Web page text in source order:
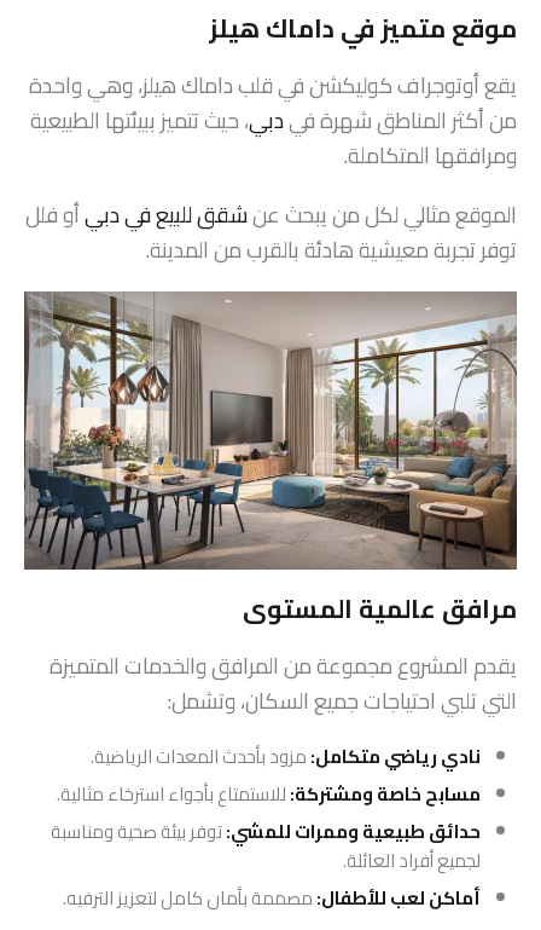
موقع متميز في داماك هيلز
يقع أوتوجراف كوليكشن في قلب داماك هيلز، وهي واحدة
من أكثر المناطق شهرة فيدبي، حيث تتميز ببيئتها الطبيعية
ومرافقها المتكاملة.
الموقع مثالي لكل من يبحث عنشقق للبيع في دبيأو فلل
توفر تجربة معيشية هادئة بالقرب من المدينة.
مرافق عالمية المستوى
يقدم المشروع مجموعة من المرافق والخدمات المتميزة
التي تلبي احتياجات جميع السكان، وتشمل:
نادي رياضي متكامل:مزود بأحدث المعدات الرياضية.
مسابح خاصة ومشتركة:للاستمتاع بأجواء استرخاء مثالية.
حدائق طبيعية وممرات للمشي:توفر بيئة صحية ومناسبة
لجميع أفراد العائلة.
أماكن لعب للأطفال:مصممة بأمان كامل لتعزيز الترفيه.